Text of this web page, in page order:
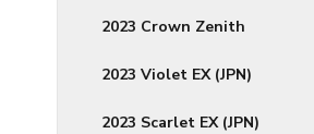
2023 Crown Zenith
2023 Violet EX (JPN)
2023 Scarlet EX (JPN)